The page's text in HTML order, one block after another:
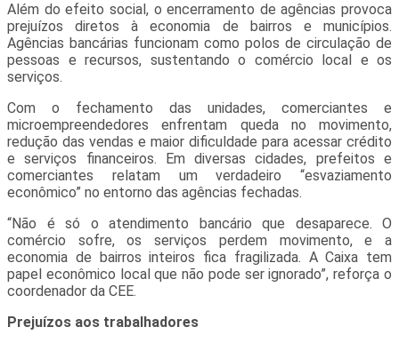
Além do efeito social, o encerramento de agências provoca
prejuízos diretos à economia de bairros e municípios.
Agências bancárias funcionam como polos de circulação de
pessoas e recursos, sustentando o comércio local e os
serviços.
Com o fechamento das unidades, comerciantes e
microempreendedores enfrentam queda no movimento,
redução das vendas e maior dificuldade para acessar crédito
e serviços financeiros. Em diversas cidades, prefeitos e
comerciantes relatam um verdadeiro “esvaziamento
econômico” no entorno das agências fechadas.
“Não é só o atendimento bancário que desaparece. O
comércio sofre, os serviços perdem movimento, e a
economia de bairros inteiros fica fragilizada. A Caixa tem
papel econômico local que não pode ser ignorado”, reforça o
coordenador da CEE.
Prejuízos aos trabalhadores